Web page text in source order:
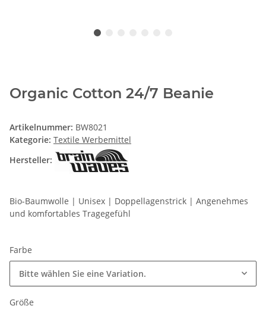
Organic Cotton 24/7 Beanie
Artikelnummer: BW8021
Kategorie: Textile Werbemittel
Hersteller:
Bio-Baumwolle | Unisex | Doppellagenstrick | Angenehmes
und komfortables Tragegefühl
Farbe
Bitte wählen Sie eine Variation.
Größe